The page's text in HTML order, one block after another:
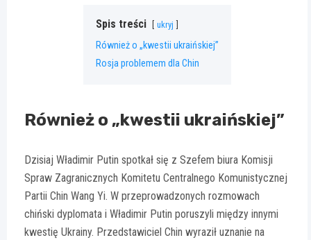
Spis treści ukryj
Również o „kwestii ukraińskiej”
Rosja problemem dla Chin
Również o „kwestii ukraińskiej”
Dzisiaj Władimir Putin spotkał się z Szefem biura Komisji
Spraw Zagranicznych Komitetu Centralnego Komunistycznej
Partii Chin Wang Yi. W przeprowadzonych rozmowach
chiński dyplomata i Władimir Putin poruszyli między innymi
kwestię Ukrainy. Przedstawiciel Chin wyraził uznanie na